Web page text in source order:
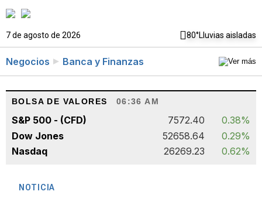
7 de agosto de 2026 80°Lluvias aisladas
Negocios Banca y Finanzas
BOLSA DE VALORES 06:36 AM
S&P 500 - (CFD) 7572.40
0.38%
Dow Jones
52658.64
0.29%
Nasdaq
26269.23 0.62%
NOTICIA